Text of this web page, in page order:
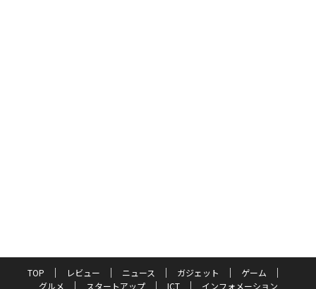
TOP レビュー ニュース ガジェット
ゲーム
グルメ
スタートアップ ICT インフォメーション